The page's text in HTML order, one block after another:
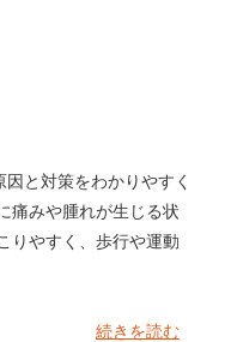
と対策をわかりやすく
痛みや腫れが生じる状
りやすく、歩行や運動
続きを読む